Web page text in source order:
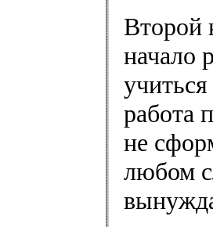
Второй
начало
работа
не
любом